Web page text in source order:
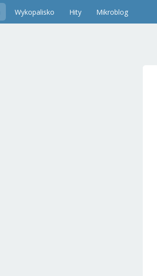
Wykopalisko Hity Mikroblog